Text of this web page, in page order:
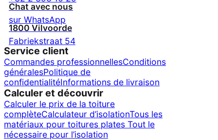
Chat avec nous
sur WhatsApp
1800 Vilvoorde
Fabriekstraat 54
Service client
Commandes professionnellesConditions
généralesPolitique de
confidentialitéInformations de livraison
Calculer et découvrir
Calculer le prix de la toiture
complèteCalculateur d’isolationTous les
matériaux pour toitures plates Tout le
nécessaire pour l’isolation